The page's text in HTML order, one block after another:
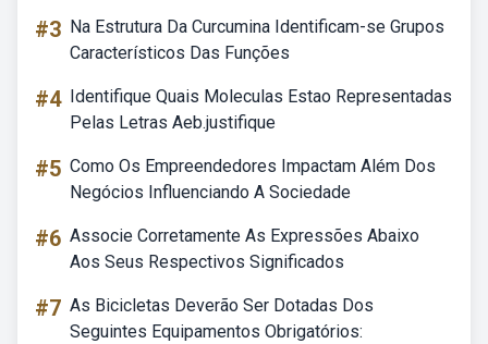
#3 Na Estrutura Da Curcumina Identificam-se Grupos
Característicos Das Funções
#4 Identifique Quais Moleculas Estao Representadas
Pelas Letras Aeb.justifique
#5 Como Os Empreendedores Impactam Além Dos
Negócios Influenciando A Sociedade
#6 Associe Corretamente As Expressões Abaixo
Aos Seus Respectivos Significados
#7 As Bicicletas Deverão Ser Dotadas Dos
Seguintes Equipamentos Obrigatórios: